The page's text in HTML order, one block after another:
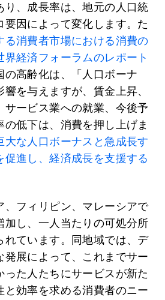
り、成長率は、地元の人口統
要因によって変化します。た
る消費者市場における消費の
経済フォーラムのレポート
の高齢化は、「人口ボーナ
を与えますが、賃金上昇、
サービス業への就業、今後予
低下は、消費を押し上げま
大な人口ボーナスと急成長す
促進し、経済成長を支援する
、フィリピン、マレーシアで
加し、一人当たりの可処分所
れています。同地域では、デ
発展によって、これまでサー
った人たちにサービスが新た
と効率を求める消費者のニー